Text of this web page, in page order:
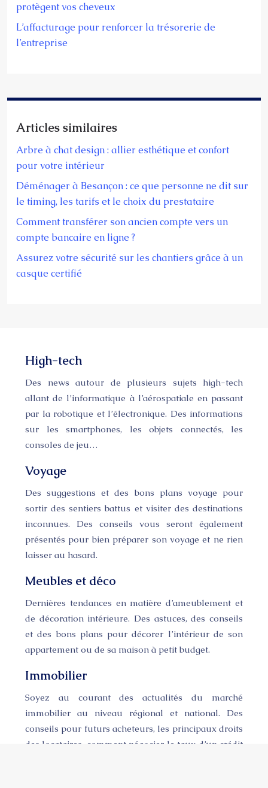
protègent vos cheveux
L’affacturage pour renforcer la trésorerie de
l’entreprise
Articles similaires
Arbre à chat design : allier esthétique et confort
pour votre intérieur
Déménager à Besançon : ce que personne ne dit sur
le timing, les tarifs et le choix du prestataire
Comment transférer son ancien compte vers un
compte bancaire en ligne ?
Assurez votre sécurité sur les chantiers grâce à un
casque certifié
High-tech
Des news autour de plusieurs sujets high-tech
allant de l’informatique à l’aérospatiale en passant
par la robotique et l’électronique. Des informations
sur les smartphones, les objets connectés, les
consoles de jeu…
Voyage
Des suggestions et des bons plans voyage pour
sortir des sentiers battus et visiter des destinations
inconnues. Des conseils vous seront également
présentés pour bien préparer son voyage et ne rien
laisser au hasard.
Meubles et déco
Dernières tendances en matière d’ameublement et
de décoration intérieure. Des astuces, des conseils
et des bons plans pour décorer l’intérieur de son
appartement ou de sa maison à petit budget.
Immobilier
Soyez au courant des actualités du marché
immobilier au niveau régional et national. Des
conseils pour futurs acheteurs, les principaux droits
des locataires, comment négocier le taux d’un crédit